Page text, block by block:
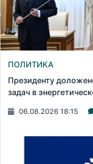
ПОЛИТИКА
Президенту
задач в
06.08.2026 18:15